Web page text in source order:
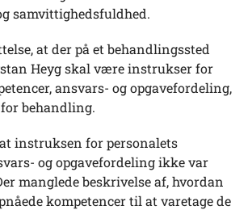
samvittighedsfuldhed.
at der på et behandlingssted
Heyg skal være instrukser for
ansvars- og opgavefordeling,
behandling.
instruksen for personalets
og opgavefordeling ikke var
manglede beskrivelse af, hvordan
kompetencer til at varetage de